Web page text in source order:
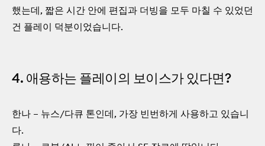
했는데, 짧은 시간 안에 편집과 더빙을 모두 마칠 수 있었던
건 플레이 덕분이었습니다.
4. 애용하는 플레이의 보이스가 있다면?
한나 – 뉴스/다큐 톤인데, 가장 빈번하게 사용하고 있습니
다.